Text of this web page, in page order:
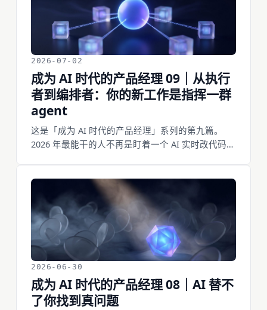
半年也一张线框图没画过。这篇聊我现在怎么跳过
低保真、直接搓一个能跑的高保真：用真内容不用
占位符、把加载/空/报错状态填全、真能点、拿到浏
览器里真跑一遍，以及一版几分钟带来的一个新习
惯。
2026-07-02
成为 AI 时代的产品经理 09｜从执行
者到编排者：你的新工作是指挥一群
agent
这是「成为 AI 时代的产品经理」系列的第九篇。
2026 年最能干的人不再是盯着一个 AI 实时改代码，
Addy Osmani 把这叫「从指挥者到编排者」，还有
一句话很扎心:一个模糊的指令会被放大成一整队
agent 的错，一个精确的指令放大成一整队精确的实
现。这篇讲四个能照着做的动作:别一个 agent 跟到
底、把活拆成不重叠的并行块、每块给清楚的
spec、你的活变成拆分与验收。
2026-06-30
成为 AI 时代的产品经理 08｜AI 替不
了你找到真问题